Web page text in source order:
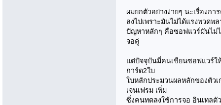
ผมยกตัวอย่างง่ายๆ นะเรื่องก
ลงไปเพราะมันไม่ได้แรงพวดพ
ปัญหาหลักๆ คือซอฟแวร์มันไม่
จอคู่
แต่ปัจจุบันมี่คนเขียนซอฟแวร์ใ
การ์ด2ใบ
ใบหลักประมวนผลหลักของตัว
เจนเฟรม เพิ่ม
ซึ่งคนทดลงใช้การจอ อินเทลตั